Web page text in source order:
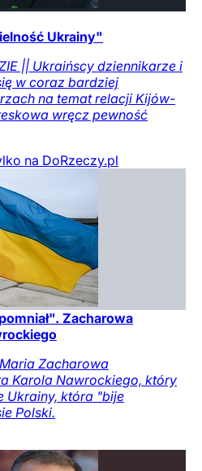
Ukrainy"
|| Ukraińscy dziennikarze i
w coraz bardziej
na temat relacji Kijów-
wręcz pewność
na DoRzeczy.pl
Zacharowa
Zacharowa
Karola Nawrockiego, który
Ukrainy, która "bije
Polski.